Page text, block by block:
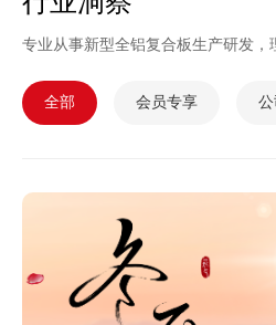
专业从事新型全铝复合板生产研发，
全部 会员专享